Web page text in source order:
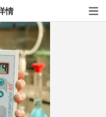
情